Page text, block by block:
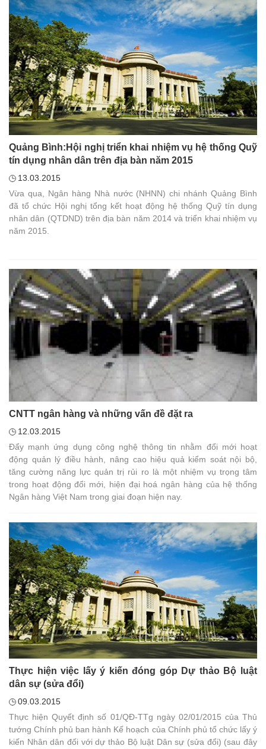
Quảng Bình:Hội nghị triển khai nhiệm vụ hệ thống Quỹ
tín dụng nhân dân trên địa bàn năm 2015
13.03.2015
Vừa qua, Ngân hàng Nhà nước (NHNN) chi nhánh Quảng Bình
đã tổ chức Hội nghị tổng kết hoạt động hệ thống Quỹ tín dụng
nhân dân (QTDND) trên địa bàn năm 2014 và triển khai nhiệm vụ
năm 2015.
CNTT ngân hàng và những vấn đề đặt ra
12.03.2015
Đẩy mạnh ứng dụng công nghệ thông tin nhằm đổi mới hoạt
động quản lý điều hành, nâng cao hiệu quả kiểm soát nội bộ,
tăng cường năng lực quản trị rủi ro là một nhiệm vụ trọng tâm
trong hoạt động đổi mới, hiện đại hoá ngân hàng của hệ thống
Ngân hàng Việt Nam trong giai đoạn hiện nay.
Thực hiện việc lấy ý kiến đóng góp Dự thảo Bộ luật
dân sự (sửa đổi)
09.03.2015
Thực hiện Quyết định số 01/QĐ-TTg ngày 02/01/2015 của Thủ
tướng Chính phủ ban hành Kế hoạch của Chính phủ tổ chức lấy ý
kiến Nhân dân đối với dự thảo Bộ luật Dân sự (sửa đổi) (sau đây